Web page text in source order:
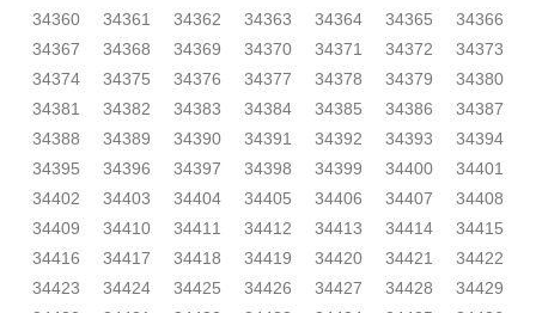
34360
34361 34362 34363 34364 34365
34366
34367
34368 34369 34370 34371 34372
34373
34374
34375 34376 34377 34378 34379
34380
34381
34382 34383 34384 34385 34386
34387
34388
34389 34390 34391 34392 34393
34394
34395
34396 34397 34398 34399 34400
34401
34402
34403 34404 34405 34406 34407
34408
34409
34410 34411 34412 34413 34414
34415
34416
34417 34418 34419 34420 34421
34422
34423
34424 34425 34426 34427 34428
34429